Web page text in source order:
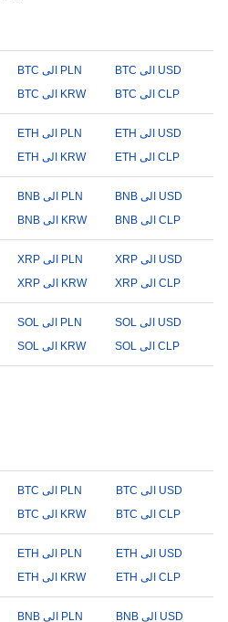
BTC الى PLN
BTC الى USD
BTC الى KRW BTC الى CLP
ETH الى PLN
ETH الى USD
ETH الى KRW ETH الى CLP
BNB الى PLN
BNB الى USD
BNB الى KRW BNB الى CLP
XRP الى PLN
XRP الى USD
XRP الى KRW XRP الى CLP
SOL الى PLN
SOL الى USD
SOL الى KRW SOL الى CLP
BTC الى PLN
BTC الى USD
BTC الى KRW BTC الى CLP
ETH الى PLN
ETH الى USD
ETH الى KRW ETH الى CLP
BNB الى PLN
BNB الى USD